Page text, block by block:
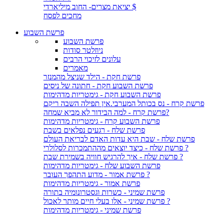
יציאת מצרים- החוב מיליארדי $
מחכים לפסח
פרשת השבוע
פרשת השבוע
ניוזלטר סודות
עלונים לזיכוי הרבים
מאמרים
פרשת חקת - הילד שניצל מהמנזר
פרשת השבוע חקת - חתונה של ניסים
פרשת השבוע חקת - גימטריות מדהימות
פרשת קרח - נס בכותל המערבי.אין תפילה השבה ריקם
פרשת קרח - למה הבידור לא מביא שמחה?
פרשת השבוע קרח - גימטריות מדהימות
פרשת שלח - רגעים נפלאים בשבת
פרשת שלח - שבת היא עדות האדם לבריאת העולם
פרשת שלח - כיצד יוצאים מההתמכרות לסלולרי ?
פרשת שלח - איך להרגיש חוויה בשמירת שבת ?
פרשת השבוע שלח - גימטריות מדהימות
פרשת אמור - מדוע התהפך העובר ?
פרשת אמור - גימטריות מדהימות
פרשת שמיני - כשרות וגסטרונומיה בתורה
פרשת שמיני - אלו בעלי חיים מותר לאכול ?
פרשת שמיני - גימטריות מדהימות